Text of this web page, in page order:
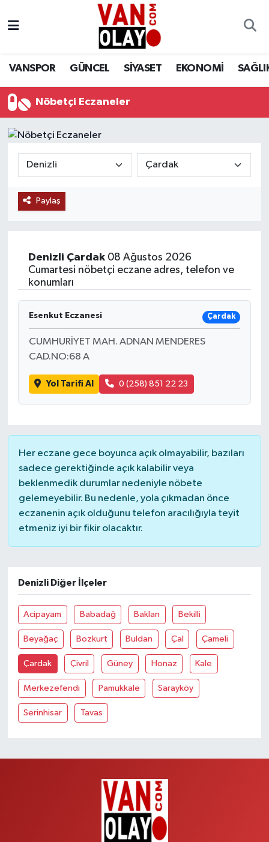
VANSPOR GÜNCEL SİYASET EKONOMİ
Nöbetçi Eczaneler
Paylaş
Denizli Çardak08 Ağustos 2026
Cumartesi nöbetçi eczane adres, telefon ve
konumları
Esenkut Eczanesi Çardak
CUMHURİYET MAH. ADNAN MENDERES
CAD.NO:68 A
Yol Tarifi Al 0 (258) 851 22 23
Her eczane gece boyunca açık olmayabilir, bazıları
sadece gerektiğinde açık kalabilir veya
beklenmedik durumlar nedeniyle nöbete
gelemeyebilir. Bu nedenle, yola çıkmadan önce
eczanenin açık olduğunu telefon aracılığıyla teyit
etmeniz iyi bir fikir olacaktır.
Denizli Diğer İlçeler
Acipayam Babadağ Baklan Bekilli
Beyağaç Bozkurt Buldan Çal Çameli
Çardak Çivril Güney Honaz Kale
Merkezefendi Pamukkale Sarayköy
Serinhisar Tavas
Siyaset
Ekonomi
Sağlık
Eğitim
Dünya
RESMİ İLANLAR
Van Nöbetçi Eczaneler
Van Namaz Vakitleri
Van Trafik Yoğunluk Haritası
Süper Lig Puan Durumu ve Fikstür
Tüm Manşetler
Haber Arşivi